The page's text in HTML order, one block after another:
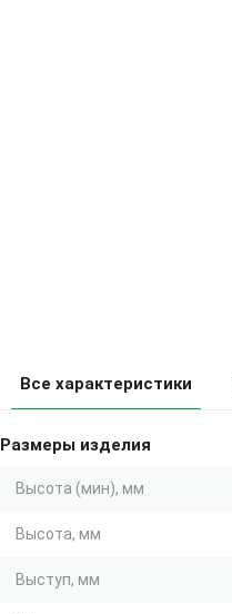
Все характеристики
Размеры изделия
Высота (мин), мм
Высота, мм
Выступ, мм